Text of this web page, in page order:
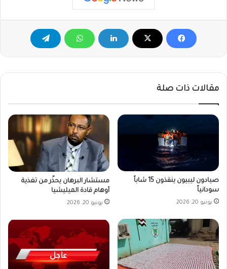
مقالات ذات صلة
صيادون ليبيون ينقذون 15 شاباً
سودانياً
يونيو 20, 2026
مستشار البرهان يحذّر من تغذية
أوهام قادة الميليشيا
يونيو 20, 2026